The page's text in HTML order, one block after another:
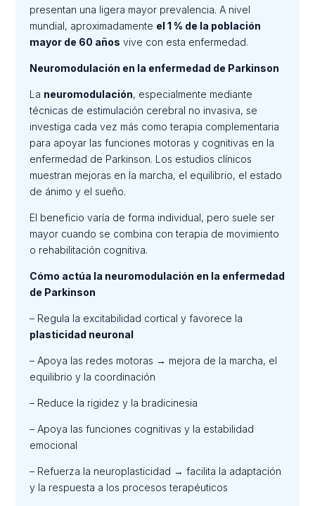
presentan una ligera mayor prevalencia. A nivel
mundial, aproximadamente el 1 % de la población
mayor de 60 años vive con esta enfermedad.
Neuromodulación en la enfermedad de Parkinson
La neuromodulación, especialmente mediante
técnicas de estimulación cerebral no invasiva, se
investiga cada vez más como terapia complementaria
para apoyar las funciones motoras y cognitivas en la
enfermedad de Parkinson. Los estudios clínicos
muestran mejoras en la marcha, el equilibrio, el estado
de ánimo y el sueño.
El beneficio varía de forma individual, pero suele ser
mayor cuando se combina con terapia de movimiento
o rehabilitación cognitiva.
Cómo actúa la neuromodulación en la enfermedad
de Parkinson
– Regula la excitabilidad cortical y favorece la
plasticidad neuronal
– Apoya las redes motoras → mejora de la marcha, el
equilibrio y la coordinación
– Reduce la rigidez y la bradicinesia
– Apoya las funciones cognitivas y la estabilidad
emocional
– Refuerza la neuroplasticidad → facilita la adaptación
y la respuesta a los procesos terapéuticos